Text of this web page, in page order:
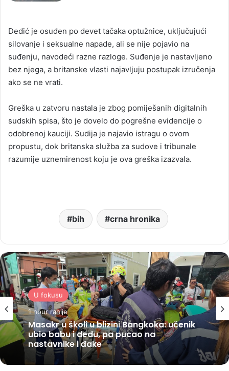
Dedić je osuđen po devet tačaka optužnice, uključujući
silovanje i seksualne napade, ali se nije pojavio na
suđenju, navodeći razne razloge. Suđenje je nastavljeno
bez njega, a britanske vlasti najavljuju postupak izručenja
ako se ne vrati.
Greška u zatvoru nastala je zbog pomiješanih digitalnih
sudskih spisa, što je dovelo do pogrešne evidencije o
odobrenoj kauciji. Sudija je najavio istragu o ovom
propustu, dok britanska služba za sudove i tribunale
razumije uznemirenost koju je ova greška izazvala.
bih crna hronika
U fokusu
1 hour ranije
Masakr u školi u blizini Bangkoka: učenik
ubio babu i dedu, pa pucao na
nastavnike i đake